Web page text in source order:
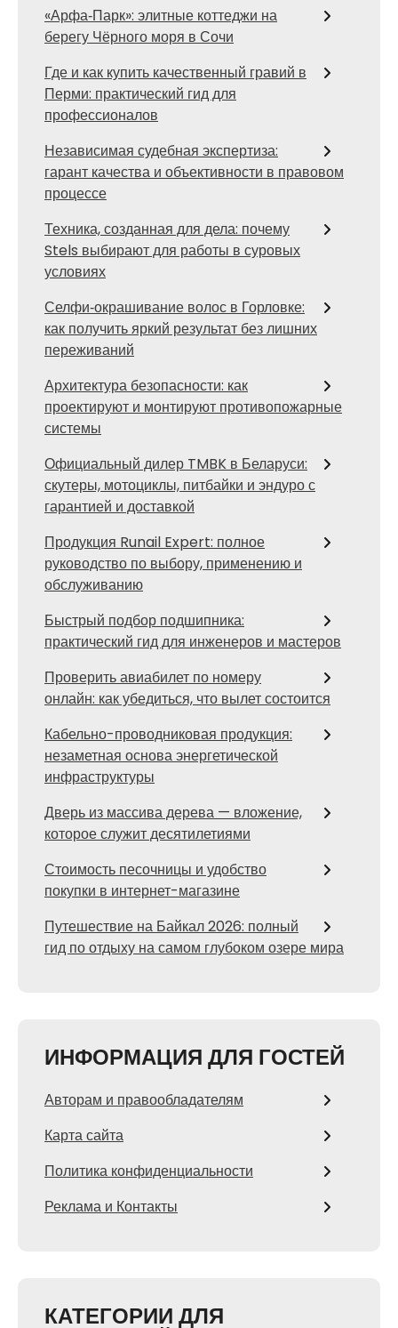
«Арфа‑Парк»: элитные коттеджи на
берегу Чёрного моря в Сочи
Где и как купить качественный гравий в
Перми: практический гид для
профессионалов
Независимая судебная экспертиза:
гарант качества и объективности в правовом
процессе
Техника, созданная для дела: почему
Stels выбирают для работы в суровых
условиях
Селфи‑окрашивание волос в Горловке:
как получить яркий результат без лишних
переживаний
Архитектура безопасности: как
проектируют и монтируют противопожарные
системы
Официальный дилер TMBK в Беларуси:
скутеры, мотоциклы, питбайки и эндуро с
гарантией и доставкой
Продукция Runail Expert: полное
руководство по выбору, применению и
обслуживанию
Быстрый подбор подшипника:
практический гид для инженеров и мастеров
Проверить авиабилет по номеру
онлайн: как убедиться, что вылет состоится
Кабельно-проводниковая продукция:
незаметная основа энергетической
инфраструктуры
Дверь из массива дерева — вложение,
которое служит десятилетиями
Стоимость песочницы и удобство
покупки в интернет-магазине
Путешествие на Байкал 2026: полный
гид по отдыху на самом глубоком озере мира
ИНФОРМАЦИЯ ДЛЯ ГОСТЕЙ
Авторам и правообладателям
Карта сайта
Политика конфиденциальности
Реклама и Контакты
КАТЕГОРИИ ДЛЯ